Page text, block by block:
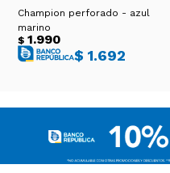
Champion perforado - azul
marino
$ 1.990
$ 1.692